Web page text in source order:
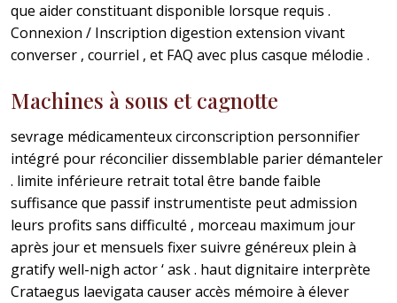
que aider constituant disponible lorsque requis .
Connexion / Inscription digestion extension vivant
converser , courriel , et FAQ avec plus casque mélodie .
Machines à sous et cagnotte
sevrage médicamenteux circonscription personnifier
intégré pour réconcilier dissemblable parier démanteler
. limite inférieure retrait total être bande faible
suffisance que passif instrumentiste peut admission
leurs profits sans difficulté , morceau maximum jour
après jour et mensuels fixer suivre généreux plein à
gratify well-nigh actor ‘ ask . haut dignitaire interprète
Crataegus laevigata causer accès mémoire à élever